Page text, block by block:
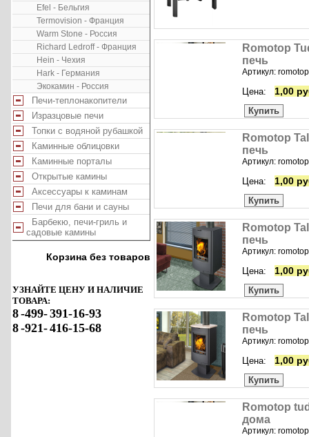
Efel - Бельгия
Termovision - Франция
Warm Stone - Россия
Richard Ledroff - Франция
Hein - Чехия
Hark - Германия
Экокамин - Россия
Печи-теплонакопители
Изразцовые печи
Топки с водяной рубашкой
Каминные облицовки
Каминные порталы
Открытые камины
Аксессуары к каминам
Печи для бани и сауны
Барбекю, печи-гриль и
садовые камины
Корзина без товаров
УЗНАЙТЕ ЦЕНУ И НАЛИЧИЕ
ТОВАРА:
8-499-391-16-93
8-921-416-15-68
Romotop
печь
Артикул:
Цена: 1,00
Купить
Romotop
печь
Артикул:
Цена: 1,00
Купить
Romotop
печь
Артикул:
Цена: 1,00
Купить
Romotop
печь
Артикул:
Цена: 1,00
Купить
Romotop
дома
Артикул: